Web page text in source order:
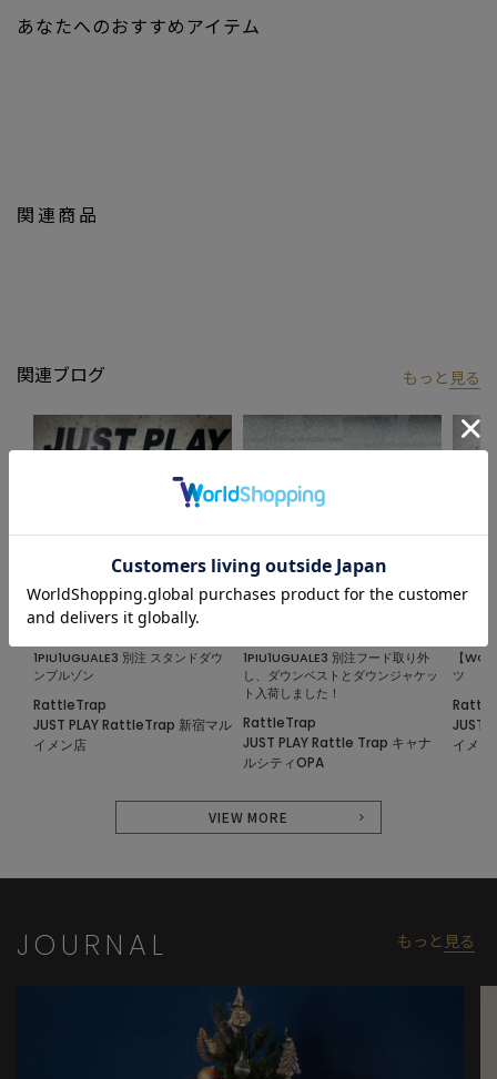
【1PIU1UGUALE3 RELAX】(ウノ ピゥ ウノ ウグァーレ トレ リラッ
服の価値を知る玄人からこそ絶対的な支持を受ける、リラックス
着用した瞬間から"そのまま（JUST）遊び（PLAY）に行ける"を
コンセプトに機能性と洗練さを追求した本シリーズ。
名前の通りそのまま遊べ！！
【画像に関するご注意】
※商品の色味につきまして、お客様のお使いのPCのモニター環
境、設定により実際のカラーと画像の色味が違って見える場合が
御座います。予めご了承の上、ご注文下さい。
※屋外での撮影画像は光の加減で、実際の商品より明るく見える
場合が御座います。商品の色味は生地アップ・スタジオ撮影の画
像をご参考下さい。
関連商品
あなたへのおすすめアイテム
関連ブログ もっと 見る
1PIU1UGUALE3 別注 スタンドダウ
ンブルゾン
RattleTrap
JUST PLAY RattleTrap 新宿マル
イメン店
1PIU1UGUALE3 別注フード取り外
し、ダウンベストとダウンジャケッ
ト入荷しました！
RattleTrap
JUST PLAY Rattle Trap キャナ
ルシティOPA
【
ツ
JUST
イメン
VIEW MORE
JOURNAL もっと 見る